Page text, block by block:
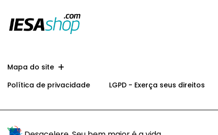
Mapa do site
Política de privacidade
LGPD - Exerça seus direitos